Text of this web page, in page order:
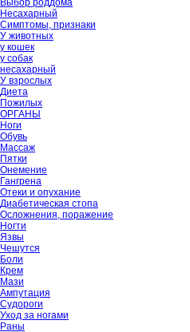
Выбор роддома
Несахарный
Симптомы, признаки
У животных
у кошек
у собак
несахарный
У взрослых
Диета
Пожилых
ОРГАНЫ
Ноги
Обувь
Массаж
Пятки
Онемение
Гангрена
Отеки и опухание
Диабетическая стопа
Осложнения, поражение
Ногти
Язвы
Чешутся
Боли
Крем
Мази
Ампутация
Судороги
Уход за ногами
Раны